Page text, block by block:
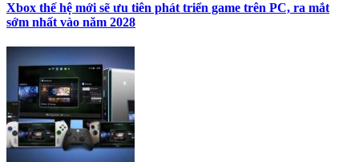
Xbox thế hệ mới sẽ ưu tiên phát triển game trên PC, ra mắt
sớm nhất vào năm 2028